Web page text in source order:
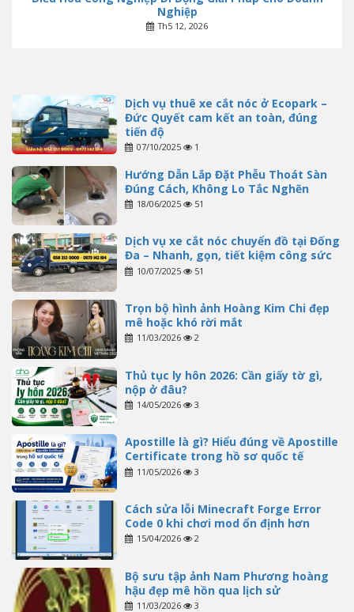
Nghiệp
Th5 12, 2026
Dịch vụ thuê xe cắt nóc ở Ecopark –
Đức Quyết cam kết an toàn, đúng
tiến độ
07/10/2025 1
Hướng Dẫn Lắp Đặt Phễu Thoát Sàn
Đúng Cách, Không Lo Tắc Nghẽn
18/06/2025 51
Dịch vụ xe cắt nóc chuyển đồ tại Đống
Đa – Nhanh, gọn, tiết kiệm công sức
10/07/2025 51
Trọn bộ hình ảnh Hoàng Kim Chi đẹp
mê hoặc khó rời mắt
11/03/2026 2
Thủ tục ly hôn 2026: Cần giấy tờ gì,
nộp ở đâu?
14/05/2026 3
Apostille là gì? Hiểu đúng về Apostille
Certificate trong hồ sơ quốc tế
11/05/2026 3
Cách sửa lỗi Minecraft Forge Error
Code 0 khi chơi mod ổn định hơn
15/04/2026 2
Bộ sưu tập ảnh Nam Phương hoàng
hậu đẹp mê hồn qua lịch sử
11/03/2026 3